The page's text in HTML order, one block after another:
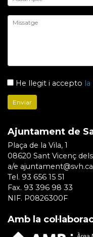
He llegit i accepto
Ajuntament de
Plaça de la Vila, 1
08620 Sant Vicenç
a/e
Tel. 93 656 15 51
Fax. 93 396 98 33
NIF. P0826300F
Amb la